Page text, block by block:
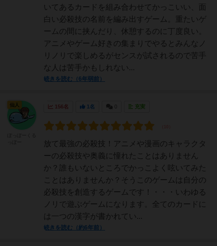
いてあるカードを組み合わせてかっこいい、面
白い必殺技の名前を編み出すゲーム。重たいゲ
ームの間に挟んだり、休憩するのに丁度良い。
アニメやゲーム好きの集まりでやるとみんなノ
リノリで楽しめるがセンスが試されるので苦手
な人は苦手かもしれない...
続きを読む（6年弱前）
156名 1名 充実
放て最強の必殺技！アニメや漫画のキャラクタ
ーの必殺技や奥義に憧れたことはありません
か？誰もいないところでかっこよく呟いてみた
ことはありませんか？そうこのゲームは自分の
必殺技を創造するゲームです！・・・いわゆる
ノリで遊ぶゲームになります。全てのカードに
は一つの漢字が書かれてい...
続きを読む（約6年前）
仙人